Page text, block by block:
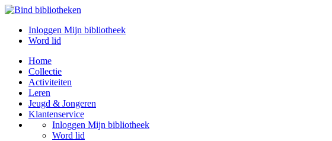
Inloggen Mijn bibliotheek
Word lid
Home
Collectie
Activiteiten
Leren
Jeugd & Jongeren
Klantenservice
Inloggen Mijn bibliotheek
Word lid